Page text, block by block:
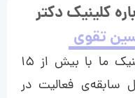
کلینیک دکتر
تقوی
کلینیک ما با بیش از ۱۵
سابقه‌ی فعالیت در